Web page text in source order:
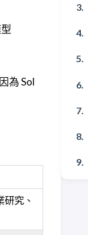
為 Sol
究、